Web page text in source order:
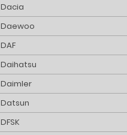
Dacia
Daewoo
DAF
Daihatsu
Daimler
Datsun
DFSK